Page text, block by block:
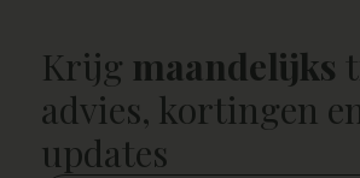
Krijg maandelijks
advies, kortingen
updates